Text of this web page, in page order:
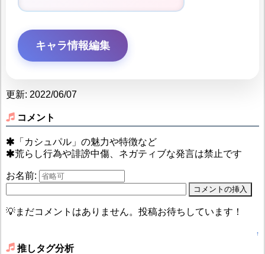
キャラ情報編集
更新: 2022/06/07
コメント
「カシュパル」の魅力や特徴など
荒らし行為や誹謗中傷、ネガティブな発言は禁止です
お名前:
💡まだコメントはありません。投稿お待ちしています！
↑
推しタグ分析